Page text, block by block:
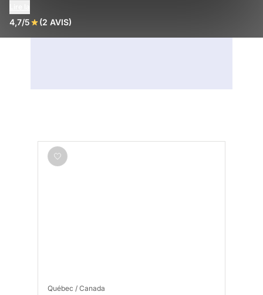
vos randonnées vous plongent dans une nature XXL. Ici,
l'accueil chaleureux des Québécois complète parfaitement
l'aventure sauvage sur les sentiers de la Belle Province.
4,7/5 (2 AVIS)
Québec / Canada